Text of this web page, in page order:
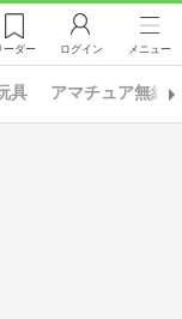
ーダー ログイン メニュー
具 アマチュア無線